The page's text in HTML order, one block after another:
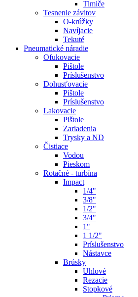
Tlmiče
Tesnenie závitov
O-krúžky
Navíjacie
Tekuté
Pneumatické náradie
Ofukovacie
Pištole
Príslušenstvo
Dohusťovacie
Pištole
Príslušenstvo
Lakovacie
Pištole
Zariadenia
Trysky a ND
Čistiace
Vodou
Pieskom
Rotačné - turbína
Impact
1/4"
3/8"
1/2"
3/4"
1"
1 1/2"
Príslušenstvo
Nástavce
Brúsky
Uhlové
Rezacie
Stopkové